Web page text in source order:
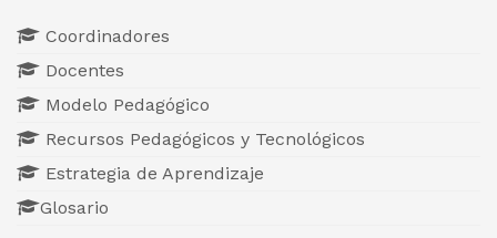
Coordinadores
Docentes
Modelo Pedagógico
Recursos Pedagógicos y Tecnológicos
Estrategia de Aprendizaje
Glosario